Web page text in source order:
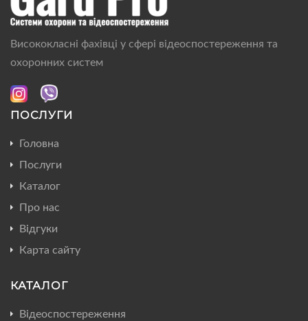
Висококласні фахівці у сфері відеоспостереження та
охоронних систем
ПОСЛУГИ
Головна
Послуги
Каталог
Про нас
Відгуки
Карта сайту
КАТАЛОГ
Відеоспостереження